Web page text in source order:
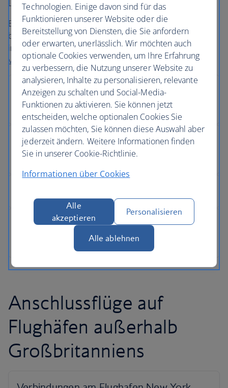
London Gatwick und London City.
Beim Transfer zwischen den Flughäfen sollten Sie
beachten, dass Sie die richtigen Dokumente zur Einreise
in Großbritannien mit sich führen.Prüfen Sie, ob Sie ein
Visum benötigen.
Anschlussflüge auf
Flughäfen außerhalb
Großbritanniens
Technologien. Einige davon sind für das
Funktionieren unserer Website oder die
Bereitstellung von Diensten, die Sie anfordern
oder erwarten, unerlässlich. Wir möchten auch
optionale Cookies verwenden, um Ihre Erfahrung
zu verbessern, die Nutzung unserer Website zu
analysieren, Inhalte zu personalisieren, relevante
Anzeigen zu schalten und Social-Media-
Funktionen zu aktivieren. Sie können jetzt
entscheiden, welche optionalen Cookies Sie
zulassen möchten, Sie können diese Auswahl aber
jederzeit ändern. Weitere Informationen finden
Sie in unserer Cookie-Richtlinie.
Informationen über Cookies
Alle
akzeptieren
Personalisieren
Alle ablehnen